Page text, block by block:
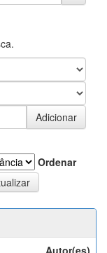
Ordenar
Autor(es)